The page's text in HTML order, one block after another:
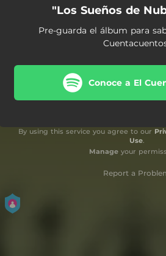
"Los Sueños de
Pre-guarda el álbum para
Conoce a El
By using this service you agree to our
Use.
Manageyour
Report a